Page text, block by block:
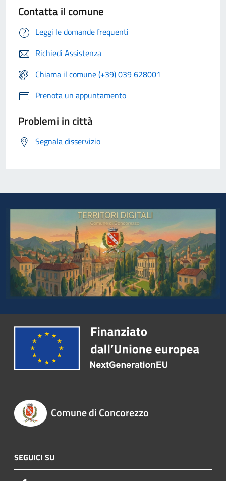
Contatta il comune
Leggi le domande frequenti
Richiedi Assistenza
Chiama il comune (+39) 039 628001
Prenota un appuntamento
Problemi in città
Segnala disservizio
Comune di Concorezzo
SEGUICI SU